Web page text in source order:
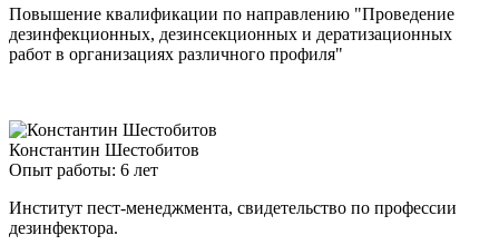
Повышение квалификации по направлению "Проведение
дезинфекционных, дезинсекционных и дератизационных
работ в организациях различного профиля"
Константин Шестобитов
Опыт работы: 6 лет
Институт пест-менеджмента, свидетельство по профессии
дезинфектора.